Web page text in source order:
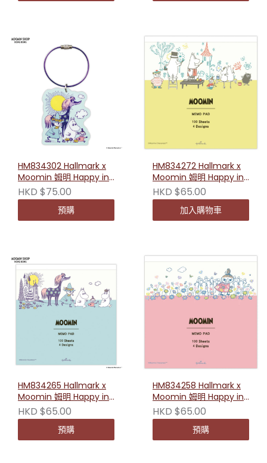
HM834302 Hallmark x
Moomin 姆明 Happy in
Nature 一起去遊玩亞克
力匙扣
HKD $75.00
預購
HM834272 Hallmark x
Moomin 姆明 Happy in
Nature系列四色便條（大
家一起畫畫）
HKD $65.00
加入購物車
HM834265 Hallmark x
Moomin 姆明 Happy in
Nature系列四色便條（一
起去遊玩）
HKD $65.00
預購
HM834258 Hallmark x
Moomin 姆明 Happy in
Nature系列四色便條（小
美的花園）
HKD $65.00
預購